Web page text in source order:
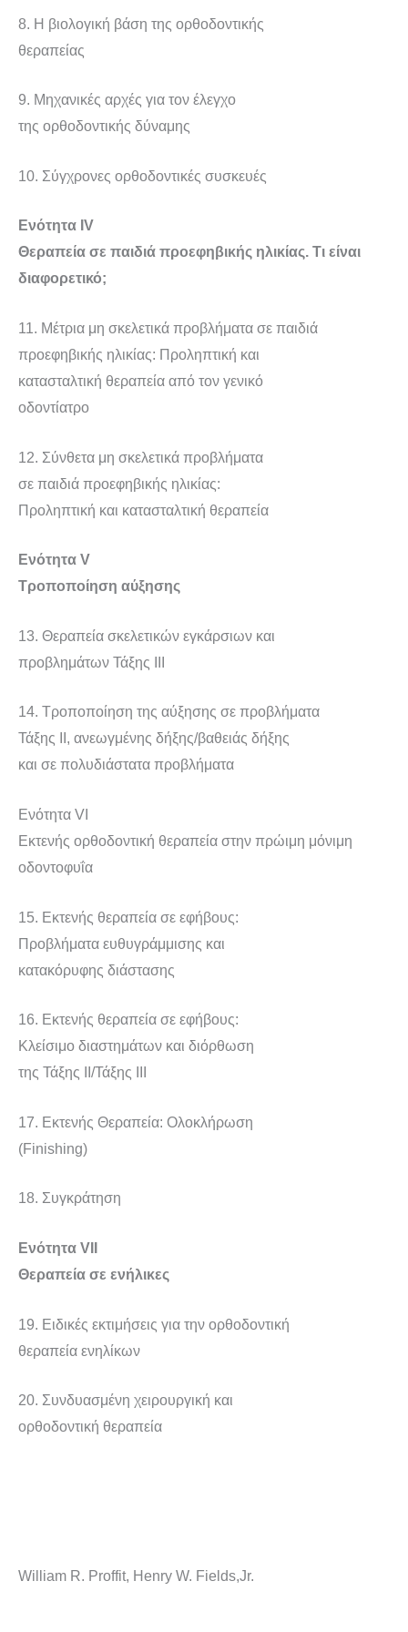
8. Η βιολογική βάση της ορθοδοντικής
θεραπείας
9. Μηχανικές αρχές για τον έλεγχο
της ορθοδοντικής δύναμης
10. Σύγχρονες ορθοδοντικές συσκευές
Ενότητα ΙV
Θεραπεία σε παιδιά προεφηβικής ηλικίας. Τι είναι
διαφορετικό;
11. Μέτρια μη σκελετικά προβλήματα σε παιδιά
προεφηβικής ηλικίας: Προληπτική και
κατασταλτική θεραπεία από τον γενικό
οδοντίατρο
12. Σύνθετα μη σκελετικά προβλήματα
σε παιδιά προεφηβικής ηλικίας:
Προληπτική και κατασταλτική θεραπεία
Ενότητα V
Τροποποίηση αύξησης
13. Θεραπεία σκελετικών εγκάρσιων και
προβλημάτων Τάξης ΙΙΙ
14. Τροποποίηση της αύξησης σε προβλήματα
Τάξης II, ανεωγμένης δήξης/βαθειάς δήξης
και σε πολυδιάστατα προβλήματα
Ενότητα VI
Εκτενής ορθοδοντική θεραπεία στην πρώιμη μόνιμη
οδοντοφυΐα
15. Εκτενής θεραπεία σε εφήβους:
Προβλήματα ευθυγράμμισης και
κατακόρυφης διάστασης
16. Εκτενής θεραπεία σε εφήβους:
Κλείσιμο διαστημάτων και διόρθωση
της Τάξης ΙΙ/Τάξης ΙΙΙ
17. Εκτενής Θεραπεία: Ολοκλήρωση
(Finishing)
18. Συγκράτηση
Ενότητα VII
Θεραπεία σε ενήλικες
19. Ειδικές εκτιμήσεις για την ορθοδοντική
θεραπεία ενηλίκων
20. Συνδυασμένη χειρουργική και
ορθοδοντική θεραπεία
William R. Proffit, Henry W. Fields,Jr.